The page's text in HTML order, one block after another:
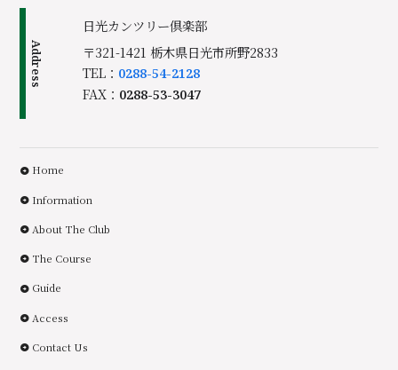
Address
日光カンツリー倶楽部
〒321-1421 栃木県日光市所野2833
TEL： 0288-54-2128
FAX： 0288-53-3047
Home
Information
About The Club
The Course
Guide
Access
Contact Us